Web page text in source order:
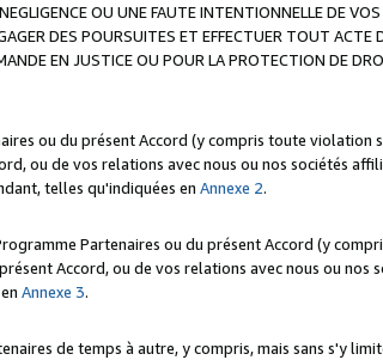
OU UNE FAUTE INTENTIONNELLE DE
DES POURSUITES ET EFFECTUER TOUT ACTE
EN JUSTICE OU POUR LA PROTECTION DE
ou du présent Accord (y compris toute violation
ou de vos relations avec nous ou nos sociétés
telles qu'indiquées en Annexe 2.
Partenaires ou du présent Accord (y
Accord, ou de vos relations avec nous ou nos
Annexe 3.
de temps à autre, y compris, mais sans s'y